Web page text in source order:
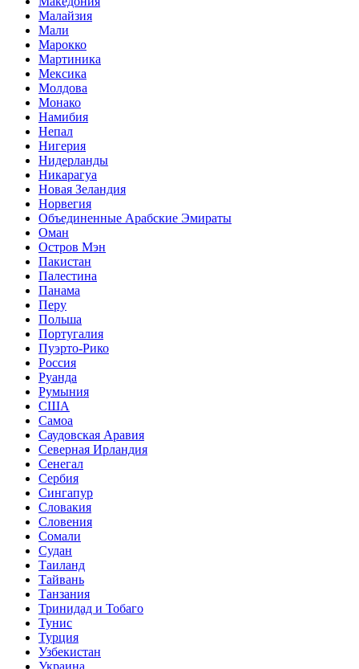
Малайзия
Мали
Марокко
Мартиника
Мексика
Молдова
Монако
Намибия
Непал
Нигерия
Нидерланды
Никарагуа
Новая Зеландия
Норвегия
Объединенные Арабские Эмираты
Оман
Остров Мэн
Пакистан
Палестина
Панама
Перу
Польша
Португалия
Пуэрто-Рико
Россия
Руанда
Румыния
США
Самоа
Саудовская Аравия
Северная Ирландия
Сенегал
Сербия
Сингапур
Словакия
Словения
Сомали
Судан
Таиланд
Тайвань
Танзания
Тринидад и Тобаго
Тунис
Турция
Узбекистан
Украина